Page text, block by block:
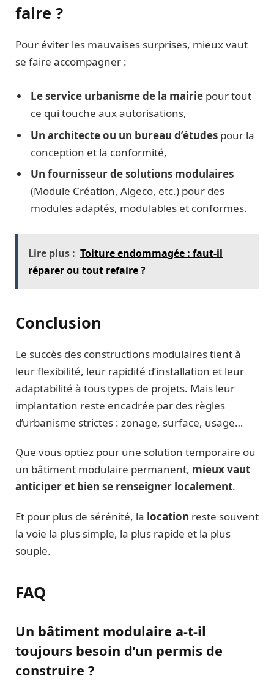
faire ?
Pour éviter les mauvaises surprises, mieux vaut
se faire accompagner :
Le service urbanisme de la mairie pour tout
ce qui touche aux autorisations,
Un architecte ou un bureau d’études pour la
conception et la conformité,
Un fournisseur de solutions modulaires
(Module Création, Algeco, etc.) pour des
modules adaptés, modulables et conformes.
Lire plus : Toiture endommagée : faut-il
réparer ou tout refaire ?
Conclusion
Le succès des constructions modulaires tient à
leur flexibilité, leur rapidité d’installation et leur
adaptabilité à tous types de projets. Mais leur
implantation reste encadrée par des règles
d’urbanisme strictes : zonage, surface, usage…
Que vous optiez pour une solution temporaire ou
un bâtiment modulaire permanent, mieux vaut
anticiper et bien se renseigner localement.
Et pour plus de sérénité, la location reste souvent
la voie la plus simple, la plus rapide et la plus
souple.
FAQ
Un bâtiment modulaire a-t-il
toujours besoin d’un permis de
construire ?